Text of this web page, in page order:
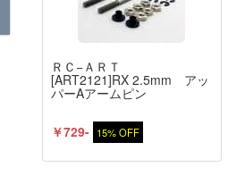
ＲＣ−ＡＲＴ
[ART2121]RX 2.5mm アッ
パーAアームピン
￥729- 15% OFF